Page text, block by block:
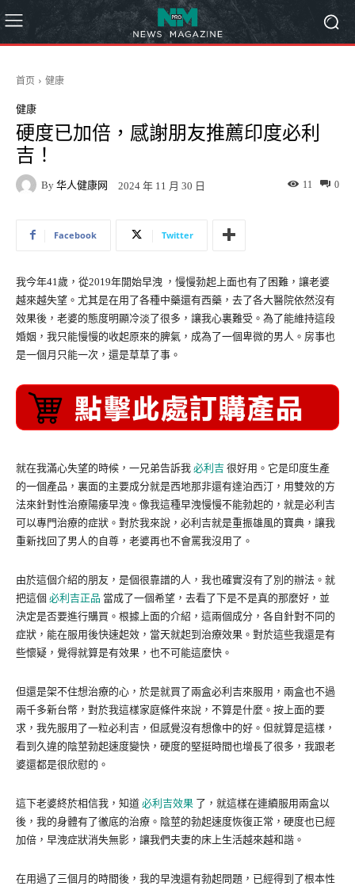
首页 健康
健康
硬度已加倍，感謝朋友推薦印度必利
吉！
By 华人健康网 2024 年 11 月 30 日 0
11
Facebook Twitter
我今年41歲，從2019年開始早洩 ，慢慢勃起上面也有了困難，讓老婆
越來越失望。尤其是在用了各種中藥還有西藥，去了各大醫院依然沒有
效果後，老婆的態度明顯冷淡了很多，讓我心裏難受。為了能維持這段
婚姻，我只能慢慢的收起原來的脾氣，成為了一個卑微的男人。房事也
是一個月只能一次，還是草草了事。
就在我滿心失望的時候，一兄弟告訴我 必利吉 很好用。它是印度生產
的一個產品，裏面的主要成分就是西地那非還有達泊西汀，用雙效的方
法來針對性治療陽痿早洩。像我這種早洩慢慢不能勃起的，就是必利吉
可以專門治療的症狀。對於我來說，必利吉就是重振雄風的寶典，讓我
重新找回了男人的自尊，老婆再也不會罵我沒用了。
由於這個介紹的朋友，是個很靠譜的人，我也確實沒有了別的辦法。就
把這個 必利吉正品 當成了一個希望，去看了下是不是真的那麼好，並
決定是否要進行購買。根據上面的介紹，這兩個成分，各自針對不同的
症狀，能在服用後快速起效，當天就起到治療效果。對於這些我還是有
些懷疑，覺得就算是有效果，也不可能這麼快。
但還是架不住想治療的心，於是就買了兩盒必利吉來服用，兩盒也不過
兩千多新台幣，對於我這樣家庭條件來說，不算是什麼。按上面的要
求，我先服用了一粒必利吉，但感覺沒有想像中的好。但就算是這樣，
看到久違的陰莖勃起速度變快，硬度的堅挺時間也增長了很多，我跟老
婆還都是很欣慰的。
這下老婆終於相信我，知道 必利吉效果 了，就這樣在連續服用兩盒以
後，我的身體有了徹底的治療。陰莖的勃起速度恢復正常，硬度也已經
加倍，早洩症狀消失無影，讓我們夫妻的床上生活越來越和諧。
在用過了三個月的時間後，我的早洩還有勃起問題，已經得到了根本性